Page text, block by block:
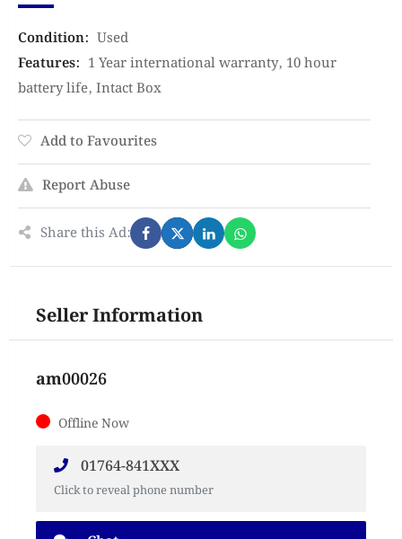
Condition: Used
Features: 1 Year international warranty, 10 hour
battery life, Intact Box
Add to Favourites
Report Abuse
Share this Ad:
Seller Information
am00026
Offline Now
01764-841XXX
Click to reveal phone number